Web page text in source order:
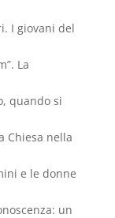
I giovani del
La
quando si
Chiesa nella
e le donne
un